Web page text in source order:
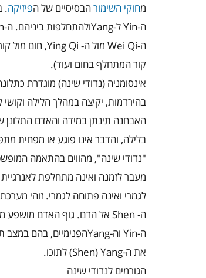
מחוקי השימורהבסיסיים של הפיזיקה.
ה-Yinל-Yangולהתחלפות ביניהם. ה-
ה-Wei Qi מול ה- Ying Qi, חום מול
קור המתחלף בחום ועוד).
אינסומניה (נדודי שינה) מוגדרת
בהירדמות, יקיצה במהלך הלילה
בלילה, והדבר אינו פוגע או מפחית
"נדודי שינה", מהווים בהתאמה
מעבר לזמנה ואינה מתחלפת
לגמרי ואינה פתוחה לגמרי. זוהי
ה- Shen אל הדם. גוף האדם מושפע
ה-Yin וה-Yangהפנימיים, בהם במצב
את ה-Yang
(
Shen) לתוכו.
הגורמים לנדודי שינה